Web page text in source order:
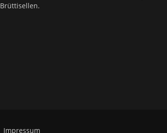
Brüttisellen.
Impressum